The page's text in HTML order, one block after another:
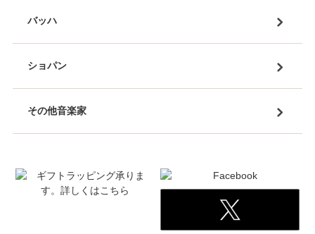
バッハ
ショパン
その他音楽家